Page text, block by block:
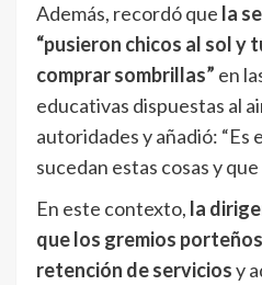
Además, recordó que la
“pusieron chicos al sol y
comprar sombrillas” en
educativas dispuestas al
autoridades y añadió: “Es
sucedan estas cosas y que
En este contexto, la
que los gremios
retención de serviciosy